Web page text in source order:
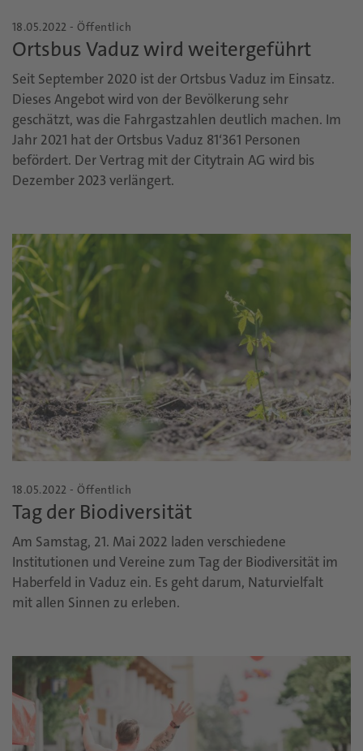
18.05.2022 - Öffentlich
Ortsbus Vaduz wird weitergeführt
Seit September 2020 ist der Ortsbus Vaduz im Einsatz.
Dieses Angebot wird von der Bevölkerung sehr
geschätzt, was die Fahrgastzahlen deutlich machen. Im
Jahr 2021 hat der Ortsbus Vaduz 81‘361 Personen
befördert. Der Vertrag mit der Citytrain AG wird bis
Dezember 2023 verlängert.
18.05.2022 - Öffentlich
Tag der Biodiversität
Am Samstag, 21. Mai 2022 laden verschiedene
Institutionen und Vereine zum Tag der Biodiversität im
Haberfeld in Vaduz ein. Es geht darum, Naturvielfalt
mit allen Sinnen zu erleben.